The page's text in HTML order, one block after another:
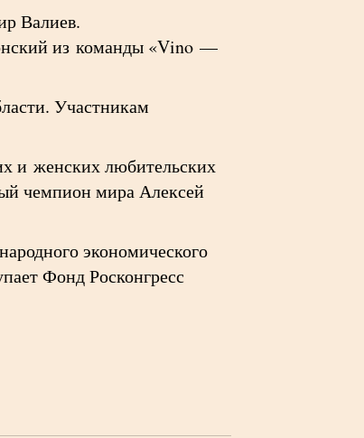
Валиев.
из команды «Vino —
Участникам
и женских любительских
чемпион мира Алексей
экономического
Фонд Росконгресс